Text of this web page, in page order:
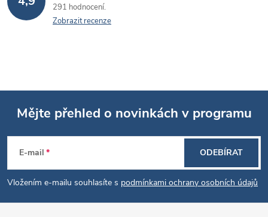
ý
291 hodnocení
Zobrazit recenze
Z
á
p
Mějte přehled o novinkách v programu
E-mail
Vložením e-mailu souhlasíte s podmínkami ochrany osobních údajů
ODEBÍRAT